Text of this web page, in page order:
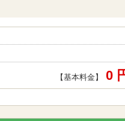
【基本料金】 0